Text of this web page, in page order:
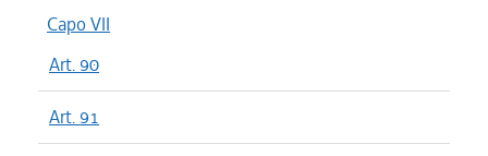
Capo VII
Art. 90
Art. 91